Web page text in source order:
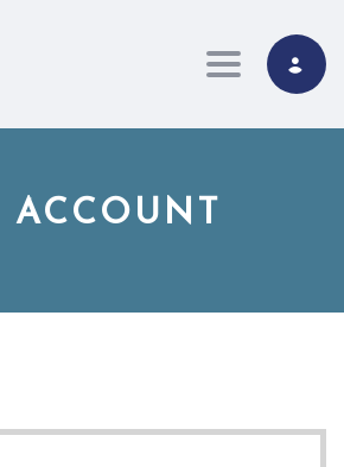
Toggle
ACCOUNT